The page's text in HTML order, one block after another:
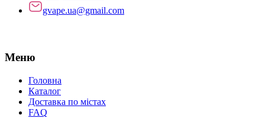
gvape.ua@gmail.com
Меню
Головна
Каталог
Доставка по містах
FAQ